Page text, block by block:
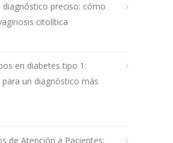
diagnóstico preciso: cómo
citolítica
en diabetes tipo 1:
un diagnóstico más
de Atención a Pacientes: